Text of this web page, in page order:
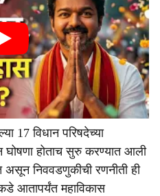
17 विधान परिषदेच्या
घोषणा होताच सुरु करण्यात आली
असून निववडणुकीची रणनीती ही
आतापर्यंत महाविकास